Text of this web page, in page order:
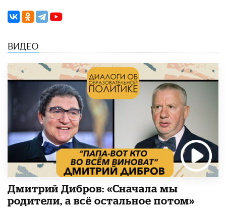
ВИДЕО
Дмитрий Дибров: «Сначала мы
родители, а всё остальное потом»